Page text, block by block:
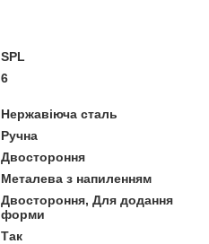
SPL
6
Нержавіюча сталь
Ручна
Двостороння
Металева з напиленням
Двостороння, Для додання
форми
Так